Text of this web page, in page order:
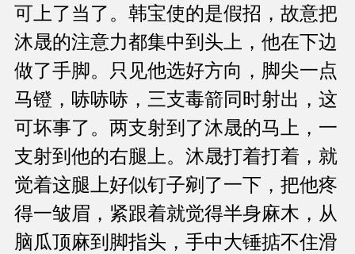
可上了当了。韩宝使的是假招，故意把
沐晟的注意力都集中到头上，他在下边
做了手脚。只见他选好方向，脚尖一点
马镫，哧哧哧，三支毒箭同时射出，这
可坏事了。两支射到了沐晟的马上，一
支射到他的右腿上。沐晟打着打着，就
觉着这腿上好似钉子剜了一下，把他疼
得一皱眉，紧跟着就觉得半身麻木，从
脑瓜顶麻到脚指头，手中大锤掂不住滑